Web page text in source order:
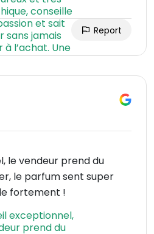
Report
le vendeur prend du
le parfum sent super
fortement !